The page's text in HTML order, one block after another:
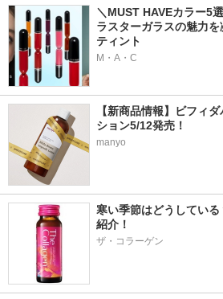
＼MUST HAVEカラー5
ラスターガラスの魅力
ティント
M・A・C
【新商品情報】ビフィ
ション5/12発売！
manyo
寒い季節はどうしてい
紹介！
ザ・コラーゲン